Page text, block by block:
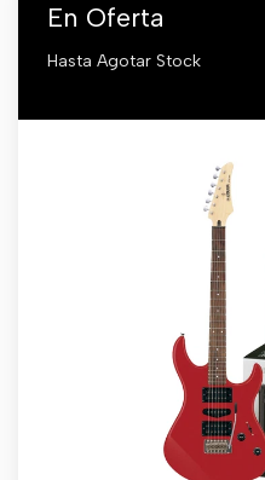
En Oferta
Hasta Agotar Stock